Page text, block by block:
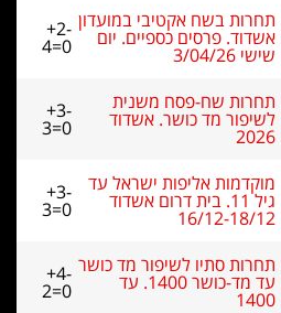
תחרות בשח אקטיבי במועדון
אשדוד. פרסים כספיים. יום
שישי 3/04/26
+2-
4=0
תחרות שח-פסח משנית
לשיפור מד כושר. אשדוד
2026
+3-
3=0
מוקדמות אליפות ישראל עד
גיל 11. בית דרום אשדוד
16/12-18/12
+3-
3=0
תחרות סתיו לשיפור מד כושר
עד מד-כושר 1400. עד
1400
+4-
2=0